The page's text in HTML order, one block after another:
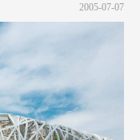
2005-07-07